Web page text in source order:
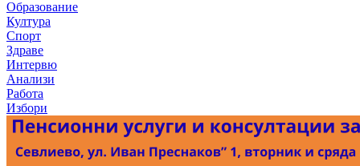
Образование
Култура
Спорт
Здраве
Интервю
Анализи
Работа
Избори